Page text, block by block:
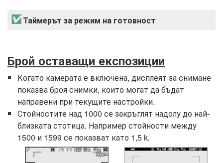
Таймерът за режим на готовност
Брой оставащи експозиции
Когато камерата е включена, дисплеят за снимане
показва броя снимки, които могат да бъдат
направени при текущите настройки.
Стойностите над 1000 се закръглят надолу до най-
близката стотица. Например стойности между
1500 и 1599 се показват като 1,5 k.